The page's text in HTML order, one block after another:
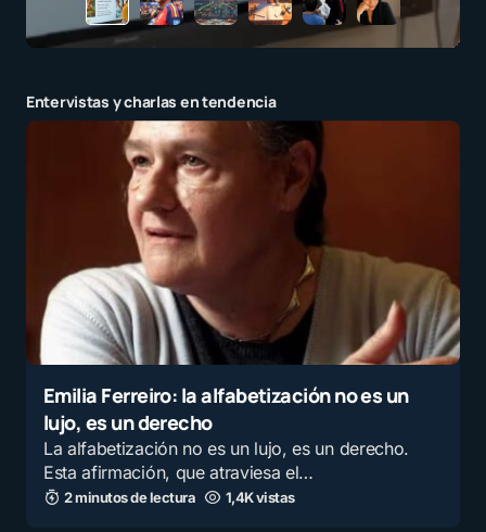
Entervistas y charlas en tendencia
Emilia Ferreiro: la alfabetización no es un
lujo, es un derecho
La alfabetización no es un lujo, es un derecho.
Esta afirmación, que atraviesa el…
2 minutos de lectura 1,4K vistas